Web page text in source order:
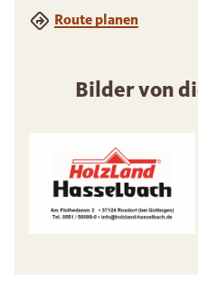
Route planen
Bilder von